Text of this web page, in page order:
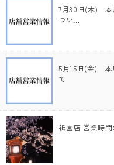
7月30日(木) 本
つい…
5月15日(金) 本
て
祇園店 営業時